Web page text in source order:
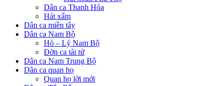
Dân ca Thanh Hóa
Hát xẩm
Dân ca miền tây
Dân ca Nam Bộ
Hò – Lý Nam Bộ
Đờn ca tài tử
Dân ca Nam Trung Bộ
Dân ca quan họ
Quan họ lời mới